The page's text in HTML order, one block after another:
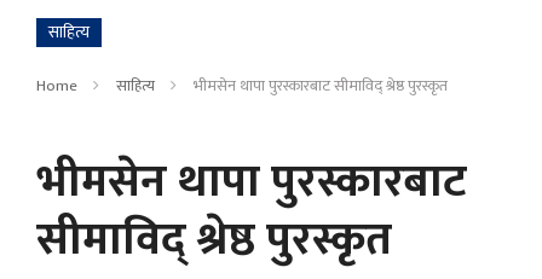
साहित्य
Home साहित्य भीमसेन थापा पुरस्कारबाट सीमाविद् श्रेष्ठ पुरस्कृत
भीमसेन थापा पुरस्कारबाट
सीमाविद् श्रेष्ठ पुरस्कृत